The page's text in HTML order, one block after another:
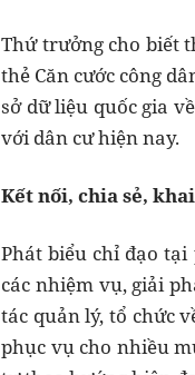
Thứ trưởng cho biết
thẻ Căn cước công
sở dữ liệu quốc gia
với dân cư hiện nay.
Kết nối, chia sẻ,
Phát biểu chỉ đạo
các nhiệm vụ, giải
tác quản lý, tổ chức
phục vụ cho nhiều